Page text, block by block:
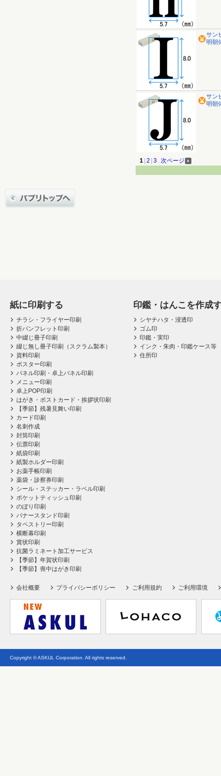
サン
明朝
サン
明朝
1 2 3 次ページ
紙に印刷する
チラシ・フライヤー印刷
折パンフレット印刷
中綴じ冊子印刷
綴じ無し冊子印刷（スクラム製本）
資料印刷
ポスター印刷
パネル印刷・卓上パネル印刷
メニュー印刷
卓上POP印刷
はがき・ポストカード・挨拶状印刷
【季節】残暑見舞い印刷
カード印刷
名刺作成
封筒印刷
伝票印刷
紙袋印刷
紙製ホルダー印刷
お薬手帳印刷
薬袋・診察券印刷
シール・ステッカー・ラベル印刷
ポケットティッシュ印刷
のぼり印刷
バナースタンド印刷
タペストリー印刷
横断幕印刷
賞状印刷
抗菌ラミネート加工サービス
【季節】年賀状印刷
【季節】喪中はがき印刷
印鑑・はんこを作成
シヤチハタ・浸透印
ゴム印
印鑑・実印
インク・朱肉・印鑑ケース等
住所印
会社概要 プライバシーポリシー ご利用規約 ご利用環境
Copyright © ASKUL Corporation. All rights reserved.